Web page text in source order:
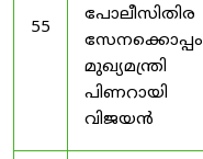
55
പോലീസിതിര
സേനക്കൊപ്പം
മുഖ്യമന്ത്രി
പിണറായി
വിജയൻ